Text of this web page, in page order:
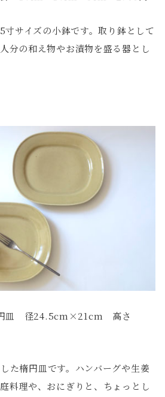
寸サイズの小鉢です。取り鉢として
分の和え物やお漬物を盛る器とし
皿 径24.5cm×21cm 高さ
た楕円皿です。ハンバーグや生姜
料理や、おにぎりと、ちょっとし